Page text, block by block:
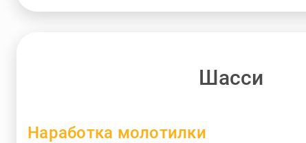
Шасси
Наработка молотилки